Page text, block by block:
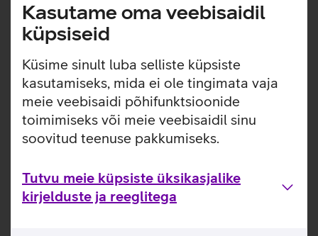
Kasutame oma veebisaidil
küpsiseid
Küsime sinult luba selliste küpsiste
kasutamiseks, mida ei ole tingimata vaja
meie veebisaidi põhifunktsioonide
toimimiseks või meie veebisaidil sinu
soovitud teenuse pakkumiseks.
Tutvu meie küpsiste üksikasjalike
kirjelduste ja reeglitega